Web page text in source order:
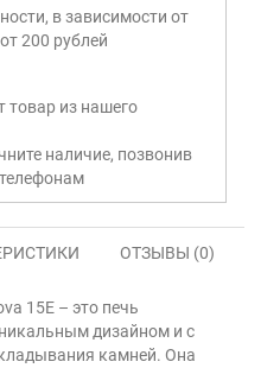
в зависимости от
200 рублей
товар из нашего
наличие, позвонив
ОТЗЫВЫ (0)
15E – это печь
дизайном и с
камней. Она